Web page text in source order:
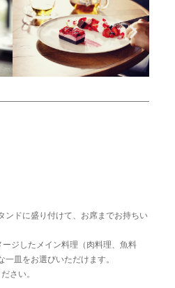
ンドに盛り付けて、お席までお持ちい
ージしたメイン料理（肉料理、魚料
皿をお選びいただけます。
さい。